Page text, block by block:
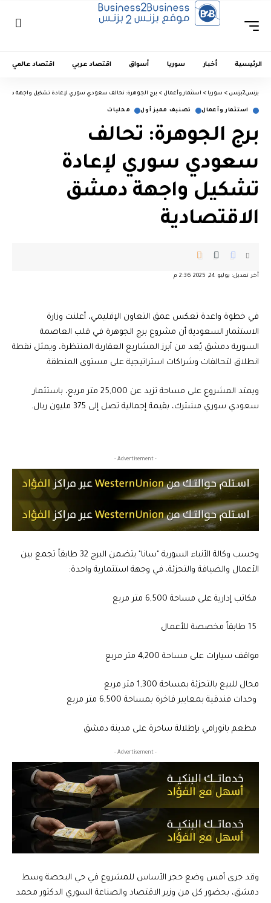
الرئيسية أخبار سوريا أسواق اقتصاد عربي اقتصاد عالمي
بزنس2بزنس > سوريا > استثمار وأعمال > برج الجوهرة: تحالف سعودي سوري لإعادة تشكيل واجهة دمشق
استثمار وأعمال تصنيف مميز أول محليات
برج الجوهرة: تحالف
سعودي سوري لإعادة
تشكيل واجهة دمشق
الاقتصادية
آخر تعديل: يوليو 24, 2025 2:36 م
في خطوة واعدة تعكس عمق التعاون الإقليمي، أعلنت وزارة
الاستثمار السعودية أن مشروع برج الجوهرة في قلب العاصمة
السورية دمشق يُعد من أبرز المشاريع العقارية المنتظرة، ويمثل نقطة
انطلاق لتحالفات وشراكات استراتيجية على مستوى المنطقة.
ويمتد المشروع على مساحة تزيد عن 25,000 متر مربع، باستثمار
سعودي سوري مشترك، بقيمة إجمالية تصل إلى 375 مليون ريال.
- Advertisement -
وحسب وكالة الأنباء السورية "سانا" يتضمن البرج 32 طابقاً تجمع بين
الأعمال والضيافة والتجزئة، في وجهة استثمارية واحدة:
مكاتب إدارية على مساحة 6,500 متر مربع
مواقف سيارات على مساحة 4,200 متر مربع
محال للبيع بالتجزئة بمساحة 1,300 متر مربع
وحدات فندقية بمعايير فاخرة بمساحة 6,500 متر مربع
مطعم بانورامي بإطلالة ساحرة على مدينة دمشق
- Advertisement -
وقد جرى أمس وضع حجر الأساس للمشروع في حي البحصة وسط
دمشق، بحضور كل من وزير الاقتصاد والصناعة السوري الدكتور محمد